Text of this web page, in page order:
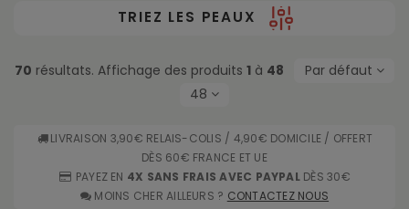
TRIEZ LES PEAUX
70 résultats. Affichage des produits1 à 48
Par défaut
48
LIVRAISON 3,90€ RELAIS-COLIS / 4,90€ DOMICILE / OFFERT
DÈS 60€ FRANCE ET UE
PAYEZ EN 4X SANS FRAIS AVEC PAYPALDÈS 30€
MOINS CHER AILLEURS ? CONTACTEZ NOUS